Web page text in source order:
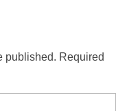
published. Required